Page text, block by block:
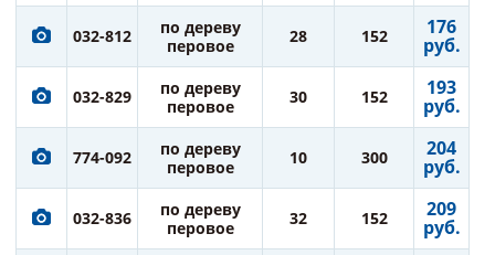
032-812
по дереву
перовое
28 152 176
руб.
032-829
по дереву
перовое
30 152 193
руб.
774-092
по дереву
перовое
10 300 204
руб.
032-836
по дереву
перовое
32 152 209
руб.